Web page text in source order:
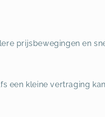
prijsbewegingen en
een kleine vertraging